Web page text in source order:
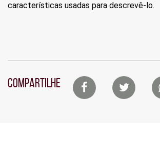
características usadas para descrevê-lo.
COMPARTILHELista